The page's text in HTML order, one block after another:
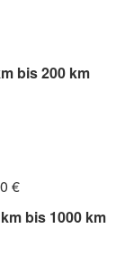
bis 200 km
€
bis 1000 km